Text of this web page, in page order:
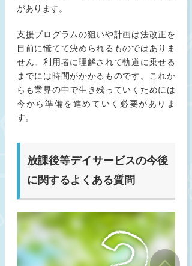
があります。
支援プログラムの狙いや計画は法改正を
目前に慌てて決められるものではありま
せん。利用者に理解されて軌道に乗せる
までには時間がかかるものです。これか
らも業界の中で生き残っていくためには
今から準備を進めていく必要がありま
す。
放課後等デイサービスの今後
に関するよくある質問